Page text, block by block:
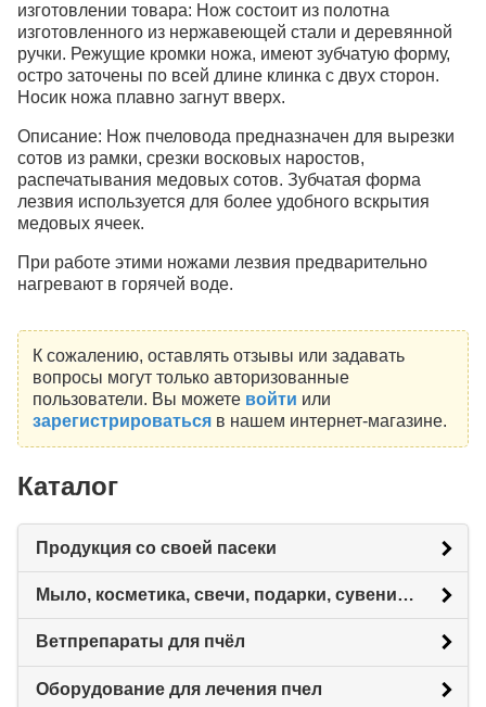
изготовлении товара: Нож состоит из полотна
изготовленного из нержавеющей стали и деревянной
ручки. Режущие кромки ножа, имеют зубчатую форму,
остро заточены по всей длине клинка с двух сторон.
Носик ножа плавно загнут вверх.
Описание: Нож пчеловода предназначен для вырезки
сотов из рамки, срезки восковых наростов,
распечатывания медовых сотов. Зубчатая форма
лезвия используется для более удобного вскрытия
медовых ячеек.
При работе этими ножами лезвия предварительно
нагревают в горячей воде.
К сожалению, оставлять отзывы или задавать
вопросы могут только авторизованные
пользователи. Вы можете войти или
зарегистрироватьсяв нашем интернет-магазине.
Каталог
Продукция со своей пасеки
Мыло, косметика, свечи, подарки, сувениры.
Ветпрепараты для пчёл
Оборудование для лечения пчел